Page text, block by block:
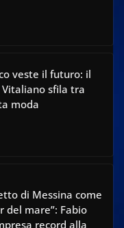
veste il futuro: il
Vitaliano sfila tra
moda
di Messina come
del mare”: Fabio
record alla